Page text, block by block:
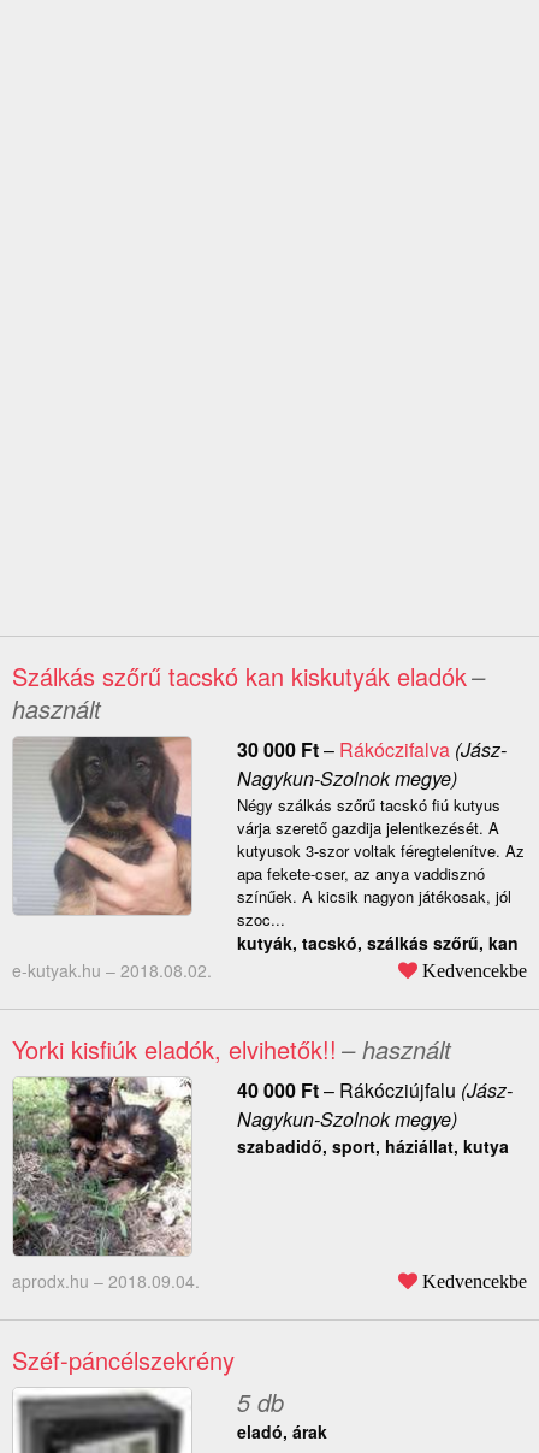
Szálkás szőrű tacskó kan kiskutyák eladók–
használt
30 000 Ft– Rákóczifalva(Jász-
Nagykun-Szolnok megye)
Négy szálkás szőrű tacskó fiú kutyus
várja szerető gazdija jelentkezését. A
kutyusok 3-szor voltak féregtelenítve. Az
apa fekete-cser, az anya vaddisznó
színűek. A kicsik nagyon játékosak, jól
szoc...
kutyák, tacskó, szálkás szőrű, kan
e-kutyak.hu – 2018.08.02. Kedvencekbe
Yorki kisfiúk eladók, elvihetők!! – használt
40 000 Ft– Rákócziújfalu (Jász-
Nagykun-Szolnok megye)
szabadidő, sport, háziállat, kutya
aprodx.hu – 2018.09.04. Kedvencekbe
Széf-páncélszekrény
5 db
eladó, árak